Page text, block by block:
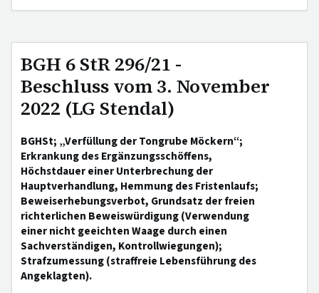
BGH 6 StR 296/21 -
Beschluss vom 3. November
2022 (LG Stendal)
BGHSt; „Verfüllung der Tongrube Möckern“;
Erkrankung des Ergänzungsschöffens,
Höchstdauer einer Unterbrechung der
Hauptverhandlung, Hemmung des Fristenlaufs;
Beweiserhebungsverbot, Grundsatz der freien
richterlichen Beweiswürdigung (Verwendung
einer nicht geeichten Waage durch einen
Sachverständigen, Kontrollwiegungen);
Strafzumessung (straffreie Lebensführung des
Angeklagten).